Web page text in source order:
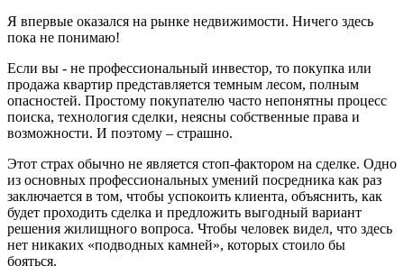
Я впервые оказался на рынке недвижимости. Ничего здесь
пока не понимаю!
Если вы - не профессиональный инвестор, то покупка или
продажа квартир представляется темным лесом, полным
опасностей. Простому покупателю часто непонятны процесс
поиска, технология сделки, неясны собственные права и
возможности. И поэтому – страшно.
Этот страх обычно не является стоп-фактором на сделке. Одно
из основных профессиональных умений посредника как раз
заключается в том, чтобы успокоить клиента, объяснить, как
будет проходить сделка и предложить выгодный вариант
решения жилищного вопроса. Чтобы человек видел, что здесь
нет никаких «подводных камней», которых стоило бы
бояться.